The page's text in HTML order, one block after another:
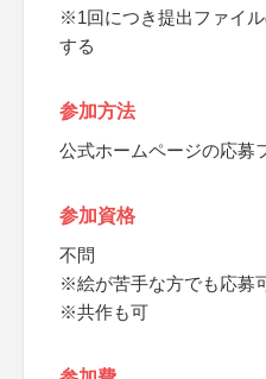
※1回につき提出ファイ
する
参加方法
公式ホームページの応募
参加資格
不問
※絵が苦手な方でも応募
※共作も可